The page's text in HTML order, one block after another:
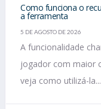
Como funciona o
a ferramenta
5 DE AGOSTO DE 2026
A funcionalidade
jogador com maior
veja como utilizá-